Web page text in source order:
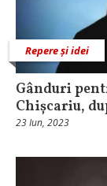
Repere și idei
Gânduri
Chișcariu,
23 Iun, 2023